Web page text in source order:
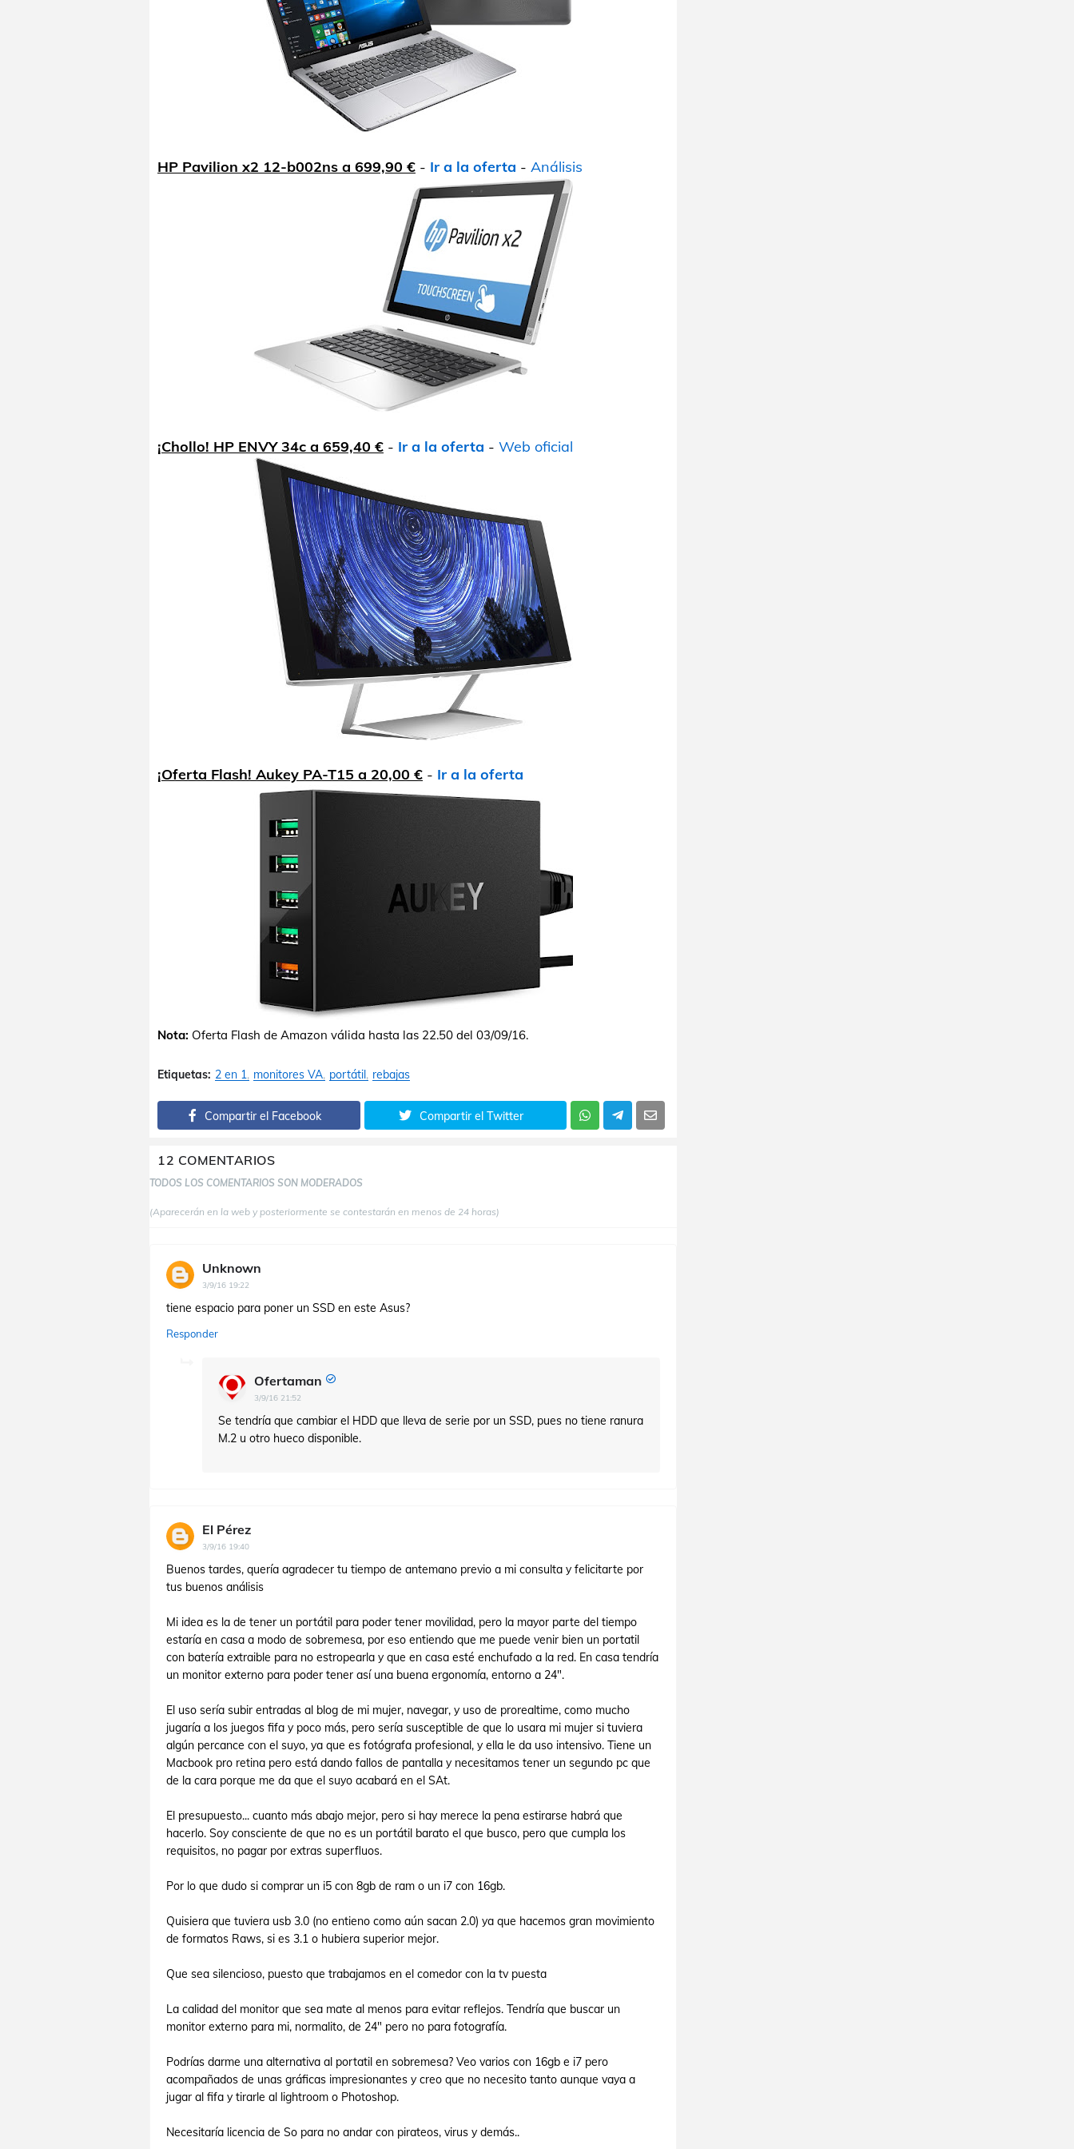
HP Pavilion x2 12-b002ns a 699,90 € - Ir a la oferta - Análisis
¡Chollo! HP ENVY 34c a 659,40 € - Ir a la oferta - Web oficial
¡Oferta Flash! Aukey PA-T15 a 20,00 € - Ir a la oferta
Nota: Oferta Flash de Amazon válida hasta las 22.50 del 03/09/16.
Etiquetas: 2 en 1 monitores VA portátil rebajas
Compartir el Facebook Compartir el Twitter
12 COMENTARIOS
TODOS LOS COMENTARIOS SON MODERADOS
(Aparecerán en la web y posteriormente se contestarán en menos de 24 horas)
Unknown
3/9/16 19:22
tiene espacio para poner un SSD en este Asus?
Responder
Ofertaman
3/9/16 21:52
Se tendría que cambiar el HDD que lleva de serie por un SSD, pues no tiene ranura
M.2 u otro hueco disponible.
El Pérez
3/9/16 19:40
Buenos tardes, quería agradecer tu tiempo de antemano previo a mi consulta y felicitarte por
tus buenos análisis
Mi idea es la de tener un portátil para poder tener movilidad, pero la mayor parte del tiempo
estaría en casa a modo de sobremesa, por eso entiendo que me puede venir bien un portatil
con batería extraible para no estropearla y que en casa esté enchufado a la red. En casa tendría
un monitor externo para poder tener así una buena ergonomía, entorno a 24".
El uso sería subir entradas al blog de mi mujer, navegar, y uso de prorealtime, como mucho
jugaría a los juegos fifa y poco más, pero sería susceptible de que lo usara mi mujer si tuviera
algún percance con el suyo, ya que es fotógrafa profesional, y ella le da uso intensivo. Tiene un
Macbook pro retina pero está dando fallos de pantalla y necesitamos tener un segundo pc que
de la cara porque me da que el suyo acabará en el SAt.
El presupuesto... cuanto más abajo mejor, pero si hay merece la pena estirarse habrá que
hacerlo. Soy consciente de que no es un portátil barato el que busco, pero que cumpla los
requisitos, no pagar por extras superfluos.
Por lo que dudo si comprar un i5 con 8gb de ram o un i7 con 16gb.
Quisiera que tuviera usb 3.0 (no entieno como aún sacan 2.0) ya que hacemos gran movimiento
de formatos Raws, si es 3.1 o hubiera superior mejor.
Que sea silencioso, puesto que trabajamos en el comedor con la tv puesta
La calidad del monitor que sea mate al menos para evitar reflejos. Tendría que buscar un
monitor externo para mi, normalito, de 24" pero no para fotografía.
Podrías darme una alternativa al portatil en sobremesa? Veo varios con 16gb e i7 pero
acompañados de unas gráficas impresionantes y creo que no necesito tanto aunque vaya a
jugar al fifa y tirarle al lightroom o Photoshop.
Necesitaría licencia de So para no andar con pirateos, virus y demás..